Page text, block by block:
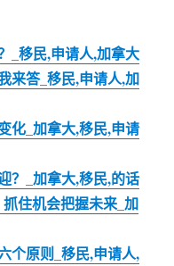
_移民,申请人,加拿大
答_移民,申请人,加
化_加拿大,移民,申请
？_加拿大,移民,的话
住机会把握未来_加
个原则_移民,申请人,